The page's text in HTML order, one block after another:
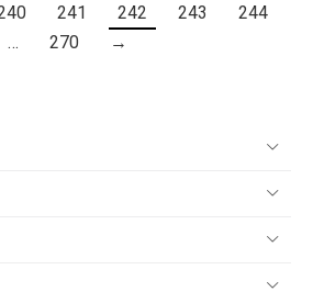
241 242 243
244
…
270 →